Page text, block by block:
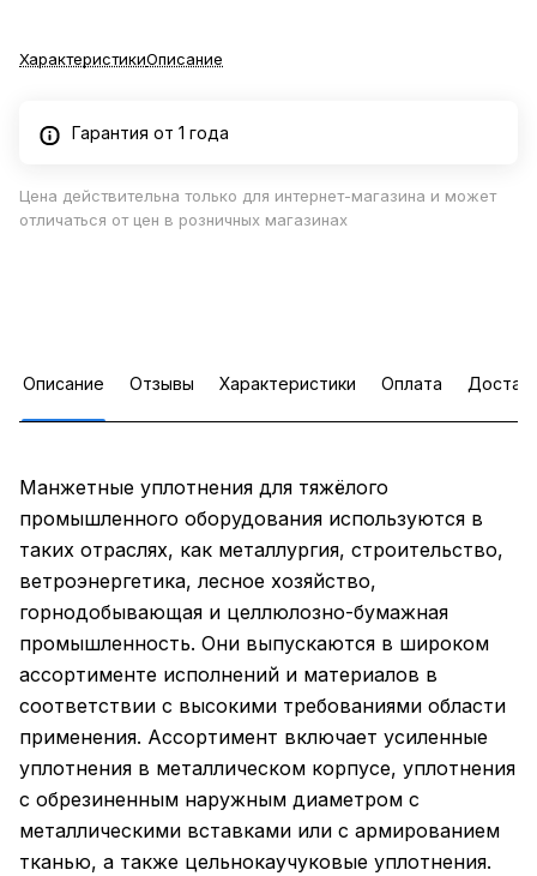
ХарактеристикиОписание
Гарантия от 1 года
Цена действительна только для интернет-магазина и может
отличаться от цен в розничных магазинах
Описание Отзывы Характеристики Оплата
Манжетные уплотнения для тяжёлого
промышленного оборудования используются в
таких отраслях, как металлургия, строительство,
ветроэнергетика, лесное хозяйство,
горнодобывающая и целлюлозно-бумажная
промышленность. Они выпускаются в широком
ассортименте исполнений и материалов в
соответствии с высокими требованиями области
применения. Ассортимент включает усиленные
уплотнения в металлическом корпусе, уплотнения
с обрезиненным наружным диаметром с
металлическими вставками или с армированием
тканью, а также цельнокаучуковые уплотнения.